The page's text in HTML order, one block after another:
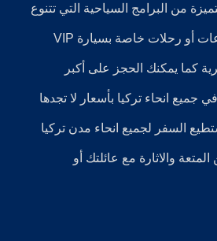
من البرامج السياحية التي تتنوع
بين رحلات مع مجموعات أو رحلات خاصة بسيارة VIP
كما يمكنك الحجز على أكبر
جميع انحاء تركيا بأسعار لا تجدها
السفر لجميع انحاء مدن تركيا
والاثارة مع عائلتك أو